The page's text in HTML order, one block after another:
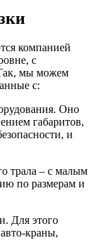
компанией
с
мы можем
с:
Оно
габаритов,
и
трала – с малым
по размерам и
Для этого
краны,